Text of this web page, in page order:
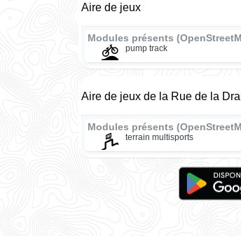
Aire de jeux
Modules présents
pump track
Aire de jeux de la Rue de la
Modules présents
terrain multisports